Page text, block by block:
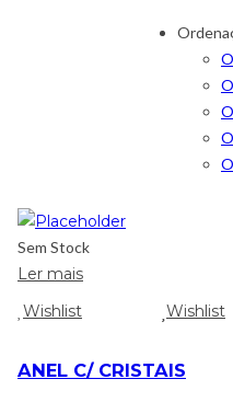
Sem Stock
Ler mais
Wishlist
Wishlist
ANEL C/ CRISTAIS